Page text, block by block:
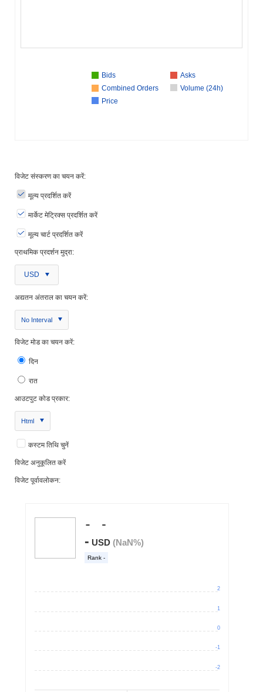
Bids
Asks
Combined Orders
Volume (24h)
Price
विजेट संस्करण का चयन करें:
मूल्य प्रदर्शित करें
मार्केट मेट्रिक्स प्रदर्शित करें
मूल्य चार्ट प्रदर्शित करें
प्राथमिक प्रदर्शन मुद्रा:
USD
अद्यतन अंतराल का चयन करें:
No Interval
विजेट मोड का चयन करें:
दिन
रात
आउटपुट कोड प्रकार:
Html
कस्टम तिथि चुनें
विजेट अनुकूलित करें
विजेट पूर्वावलोकन: